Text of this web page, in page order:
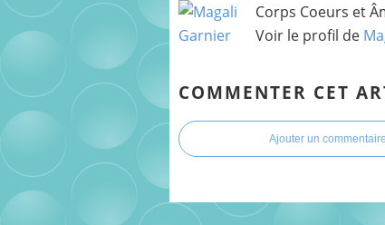
Corps Coeurs et
Voir le profil de
COMMENTER CET
Ajouter un commentaire